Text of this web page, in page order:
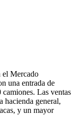
el Mercado
una entrada de
Las ventas
hacienda general,
y un mayor